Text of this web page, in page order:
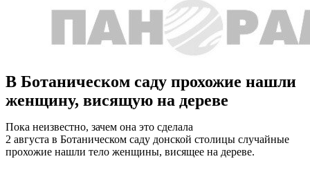
В Ботаническом саду прохожие нашли
женщину, висящую на дереве
Пока неизвестно, зачем она это сделала
2 августа в Ботаническом саду донской столицы случайные
прохожие нашли тело женщины, висящее на дереве.